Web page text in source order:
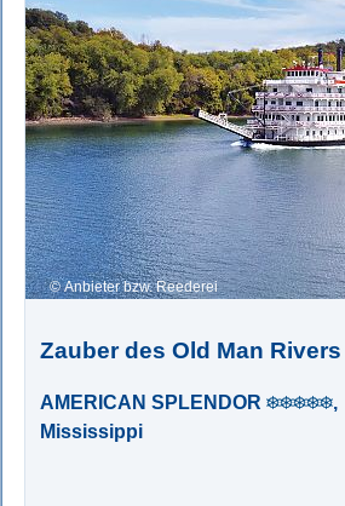
Anbieter bzw. Reederei
Zauber des Old Man Rivers
AMERICAN SPLENDOR
,
Mississippi